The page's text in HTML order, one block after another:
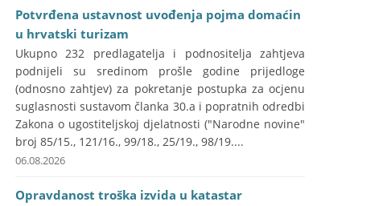
Potvrđena ustavnost uvođenja pojma domaćin
u hrvatski turizam
Ukupno 232 predlagatelja i podnositelja zahtjeva
podnijeli su sredinom prošle godine prijedloge
(odnosno zahtjev) za pokretanje postupka za ocjenu
suglasnosti sustavom članka 30.a i popratnih odredbi
Zakona o ugostiteljskoj djelatnosti ("Narodne novine"
broj 85/15., 121/16., 99/18., 25/19., 98/19....
06.08.2026
Opravdanost troška izvida u katastar